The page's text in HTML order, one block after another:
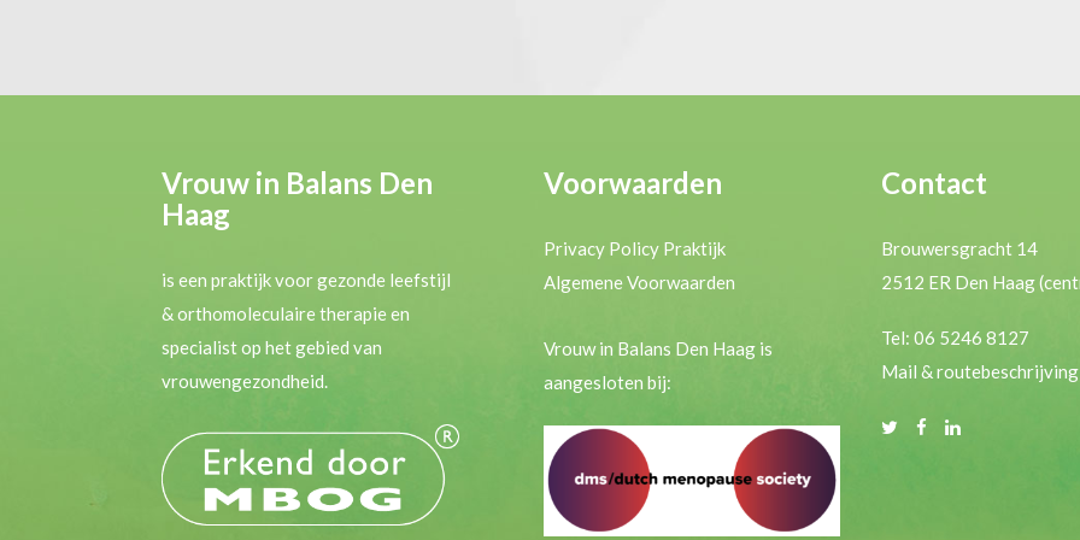
Vrouw in Balans Den
Haag
is een praktijk voor gezonde leefstijl
& orthomoleculaire therapie en
specialist op het gebied van
vrouwengezondheid.
Voorwaarden
Privacy Policy Praktijk
Algemene Voorwaarden
Vrouw in Balans Den Haag is
aangesloten bij:
Contact
Brouwersgracht 14
2512 ER Den Haag
Tel: 06 5246 8127
Mail & routebeschrijving